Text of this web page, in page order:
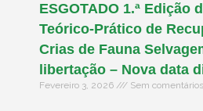
ESGOTADO 1.ª Edição
Teórico-Prático de
Crias de Fauna
libertação – Nova data
Fevereiro 3, 2026 Sem comentários